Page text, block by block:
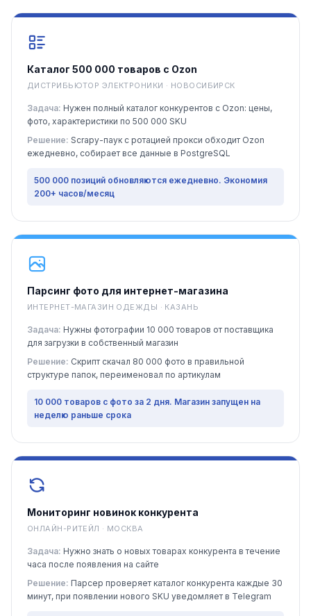
Каталог 500 000 товаров с Ozon
ДИСТРИБЬЮТОР ЭЛЕКТРОНИКИ · НОВОСИБИРСК
Задача: Нужен полный каталог конкурентов с Ozon: цены,
фото, характеристики по 500 000 SKU
Решение: Scrapy-паук с ротацией прокси обходит Ozon
ежедневно, собирает все данные в PostgreSQL
500 000 позиций обновляются ежедневно. Экономия
200+ часов/месяц
Парсинг фото для интернет-магазина
ИНТЕРНЕТ-МАГАЗИН ОДЕЖДЫ · КАЗАНЬ
Задача: Нужны фотографии 10 000 товаров от поставщика
для загрузки в собственный магазин
Решение: Скрипт скачал 80 000 фото в правильной
структуре папок, переименовал по артикулам
10 000 товаров с фото за 2 дня. Магазин запущен на
неделю раньше срока
Мониторинг новинок конкурента
ОНЛАЙН-РИТЕЙЛ · МОСКВА
Задача: Нужно знать о новых товарах конкурента в течение
часа после появления на сайте
Решение: Парсер проверяет каталог конкурента каждые 30
минут, при появлении нового SKU уведомляет в Telegram